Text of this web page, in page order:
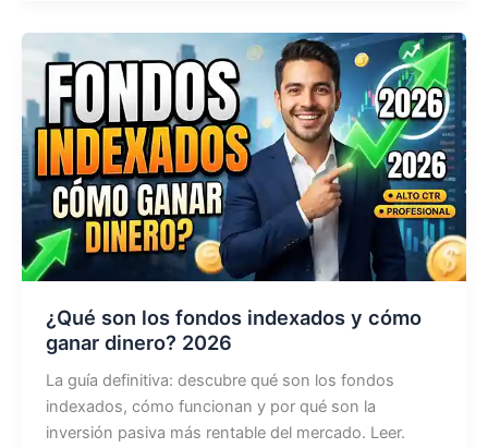
Empresariales:
Guía
Completa
2026
¿Qué son los fondos indexados y cómo
ganar dinero? 2026
La guía definitiva: descubre qué son los fondos
indexados, cómo funcionan y por qué son la
inversión pasiva más rentable del mercado. Leer.